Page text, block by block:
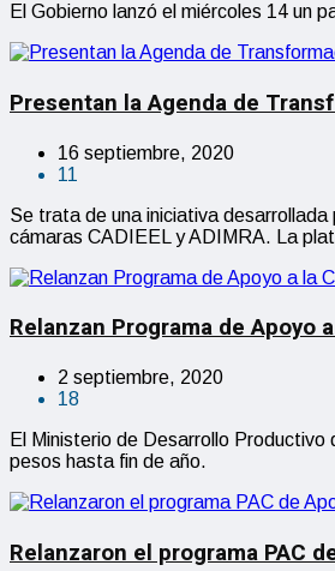
El Gobierno lanzó el miércoles 14 un
Presentan la Agenda de
16 septiembre, 2020
11
Se trata de una iniciativa
cámaras CADIEEL y ADIMRA. La
Relanzan Programa de
2 septiembre, 2020
18
El Ministerio de Desarrollo
pesos hasta fin de año.
Relanzaron el programa PAC